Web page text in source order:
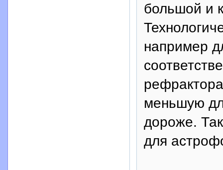
большой и
например
меньшую
дороже.
для